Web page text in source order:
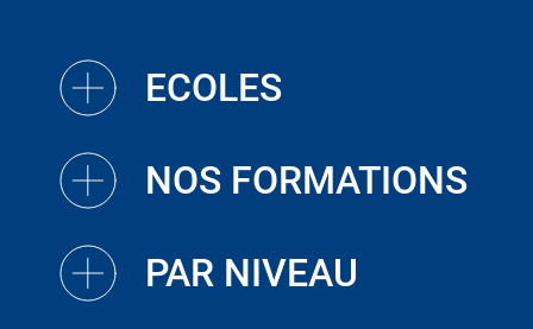
ECOLES
NOS FORMATIONS
PAR NIVEAU